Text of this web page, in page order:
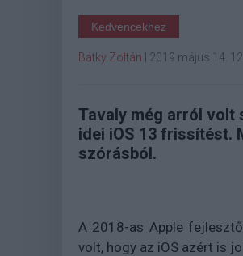
Kedvencekhez
Bátky Zoltán 2019 május 14.
Tavaly még arról volt
idei iOS 13 frissítést.
szórásból.
A 2018-as Apple
volt, hogy az iOS azért is